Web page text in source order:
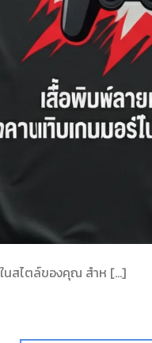
นสไตล์ของคุณ สำห […]